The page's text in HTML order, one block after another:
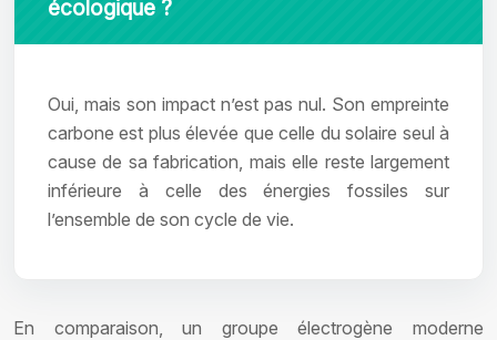
écologique ?
Oui, mais son impact n’est pas nul. Son empreinte
carbone est plus élevée que celle du solaire seul à
cause de sa fabrication, mais elle reste largement
inférieure à celle des énergies fossiles sur
l’ensemble de son cycle de vie.
En comparaison, un groupe électrogène moderne